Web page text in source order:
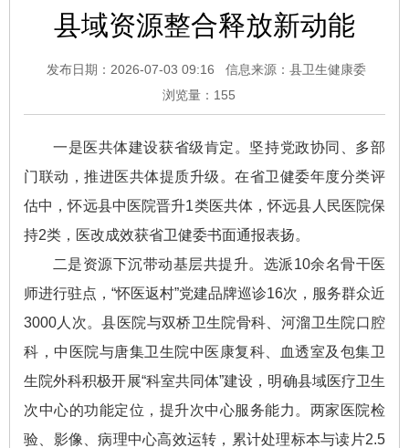
县域资源整合释放新动能
发布日期：2026-07-03 09:16
信息来源：县卫生健康委
浏览量： 155
一是医共体建设获省级肯定。坚持党政协同、多部
门联动，推进医共体提质升级。在省卫健委年度分类评
估中，怀远县中医院晋升1类医共体，怀远县人民医院保
持2类，医改成效获省卫健委书面通报表扬。
二是资源下沉带动基层共提升。选派10余名骨干医
师进行驻点，“怀医返村”党建品牌巡诊16次，服务群众近
3000人次。县医院与双桥卫生院骨科、河溜卫生院口腔
科，中医院与唐集卫生院中医康复科、血透室及包集卫
生院外科积极开展“科室共同体”建设，明确县域医疗卫生
次中心的功能定位，提升次中心服务能力。两家医院检
验、影像、病理中心高效运转，累计处理标本与读片2.5